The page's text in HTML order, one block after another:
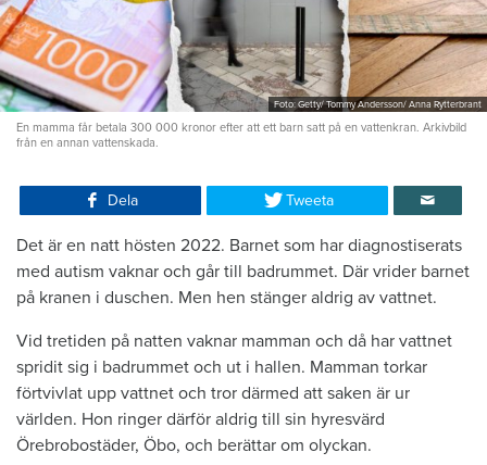
Foto: Getty/ Tommy Andersson/ Anna Rytterbrant
En mamma får betala 300 000 kronor efter att ett barn satt på en vattenkran. Arkivbild
från en annan vattenskada.
Dela Tweeta
Det är en natt hösten 2022. Barnet som har diagnostiserats
med autism vaknar och går till badrummet. Där vrider barnet
på kranen i duschen. Men hen stänger aldrig av vattnet.
Vid tretiden på natten vaknar mamman och då har vattnet
spridit sig i badrummet och ut i hallen. Mamman torkar
förtvivlat upp vattnet och tror därmed att saken är ur
världen. Hon ringer därför aldrig till sin hyresvärd
Örebrobostäder, Öbo, och berättar om olyckan.